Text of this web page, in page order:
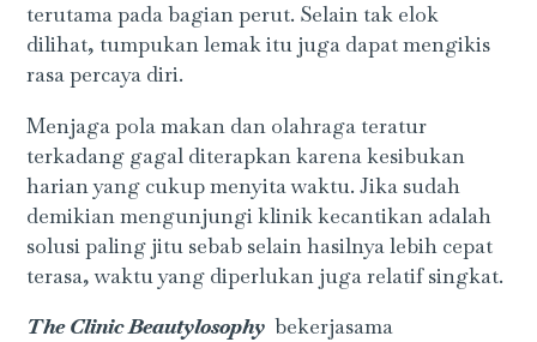
terutama pada bagian perut. Selain tak elok
dilihat, tumpukan lemak itu juga dapat mengikis
rasa percaya diri.
Menjaga pola makan dan olahraga teratur
terkadang gagal diterapkan karena kesibukan
harian yang cukup menyita waktu. Jika sudah
demikian mengunjungi klinik kecantikan adalah
solusi paling jitu sebab selain hasilnya lebih cepat
terasa, waktu yang diperlukan juga relatif singkat.
The Clinic Beautylosophy bekerjasama